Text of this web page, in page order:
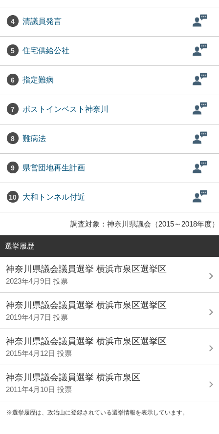
4 清議員発言
5 住宅供給公社
6 指定難病
7 ポストインベスト神奈川
8 難病法
9 県営団地再生計画
10 大和トンネル付近
調査対象：神奈川県議会（2015～2018年度）
選挙履歴
神奈川県議会議員選挙 横浜市泉区選挙区
2023年4月9日 投票
神奈川県議会議員選挙 横浜市泉区選挙区
2019年4月7日 投票
神奈川県議会議員選挙 横浜市泉区選挙区
2015年4月12日 投票
神奈川県議会議員選挙 横浜市泉区
2011年4月10日 投票
※選挙履歴は、政治山に登録されている選挙情報を表示しています。